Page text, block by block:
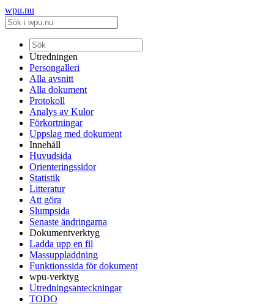
wpu.nu
Utredningen
Persongalleri
Alla avsnitt
Alla dokument
Protokoll
Analys av Kulor
Förkortningar
Uppslag med dokument
Innehåll
Huvudsida
Orienteringssidor
Statistik
Litteratur
Att göra
Slumpsida
Senaste ändringarna
Dokumentverktyg
Ladda upp en fil
Massuppladdning
Funktionssida för dokument
wpu-verktyg
Utredningsanteckningar
TODO